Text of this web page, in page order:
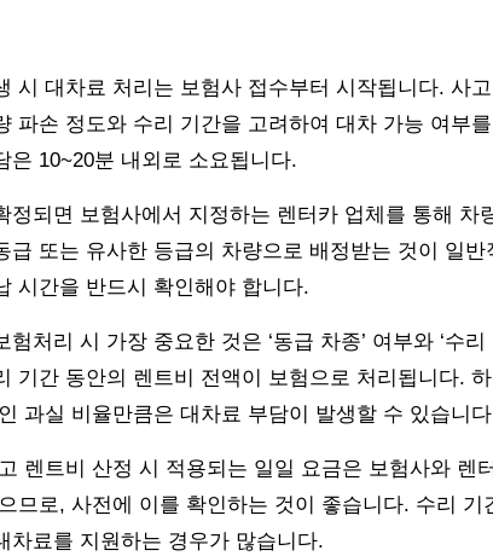
시 대차료 처리는 보험사 접수부터 시작됩니다. 사
파손 정도와 수리 기간을 고려하여 대차 가능 여부
은 10~20분 내외로 소요됩니다.
정되면 보험사에서 지정하는 렌터카 업체를 통해 차
급 또는 유사한 등급의 차량으로 배정받는 것이 일
시간을 반드시 확인해야 합니다.
험처리 시 가장 중요한 것은 ‘동급 차종’ 여부와 ‘수
기간 동안의 렌트비 전액이 보험으로 처리됩니다.
과실 비율만큼은 대차료 부담이 발생할 수 있습니
렌트비 산정 시 적용되는 일일 요금은 보험사와 렌
므로, 사전에 이를 확인하는 것이 좋습니다. 수리
차료를 지원하는 경우가 많습니다.